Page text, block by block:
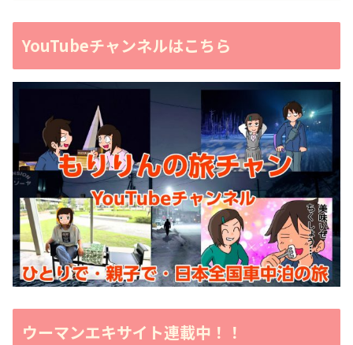
YouTubeチャンネルはこちら
ウーマンエキサイト連載中！！